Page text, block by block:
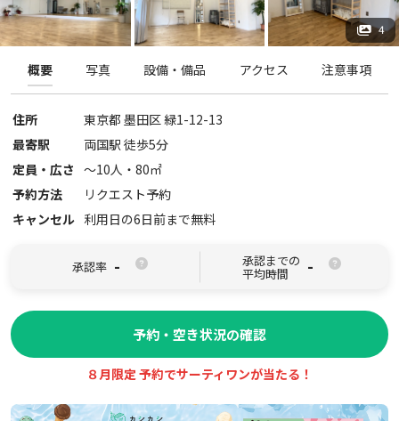
4
概要 写真 設備・備品 アクセス 注意事項
住所 東京都 墨田区緑1-12-13
最寄駅
両国駅 徒歩5分
定員・広さ 〜10人・ 80㎡
予約方法
リクエスト予約
キャンセル 利用日の6日前まで無料
承認率 - 承認までの
平均時間 -
予約・空き状況の確認
８月限定 予約でサーティワンが当たる！